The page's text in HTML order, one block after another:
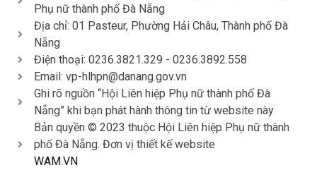
Phụ nữ thành phố Đà Nẵng
Địa chỉ: 01 Pasteur, Phường Hải Châu, Thành phố Đà
Nẵng
Điện thoại: 0236.3821.329 - 0236.3892.558
Email: vp-hlhpn@danang.gov.vn
Ghi rõ nguồn “Hội Liên hiệp Phụ nữ thành phố Đà
Nẵng” khi bạn phát hành thông tin từ website này
Bản quyền © 2023 thuộc Hội Liên hiệp Phụ nữ thành
phố Đà Nẵng. Đơn vị thiết kế website
WAM.VN